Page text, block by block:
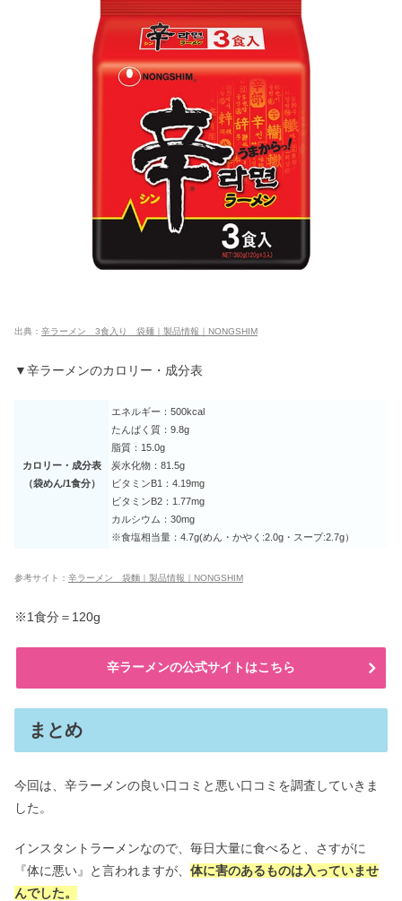
出典： 辛ラーメン 3食入り 袋麺｜製品情報｜NONGSHIM
▼辛ラーメンのカロリー・成分表
カロリー・成分表
（袋めん/1食分）
エネルギー：500kcal
たんぱく質：9.8g
脂質：15.0g
炭水化物：81.5g
ビタミンB1：4.19mg
ビタミンB2：1.77mg
カルシウム：30mg
※食塩相当量：4.7g(めん・かやく:2.0g・スープ:2.7g）
参考サイト： 辛ラーメン 袋麵｜製品情報｜NONGSHIM
※1食分＝120g
辛ラーメンの公式サイトはこちら
まとめ
今回は、辛ラーメンの良い口コミと悪い口コミを調査していきま
した。
インスタントラーメンなので、毎日大量に食べると、さすがに
『体に悪い』と言われますが、 体に害のあるものは入っていませ
んでした。